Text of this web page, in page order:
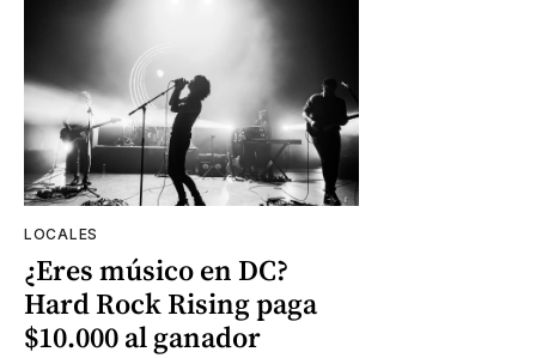
LOCALES
¿Eres músico en DC?
Hard Rock Rising paga
$10.000 al ganador